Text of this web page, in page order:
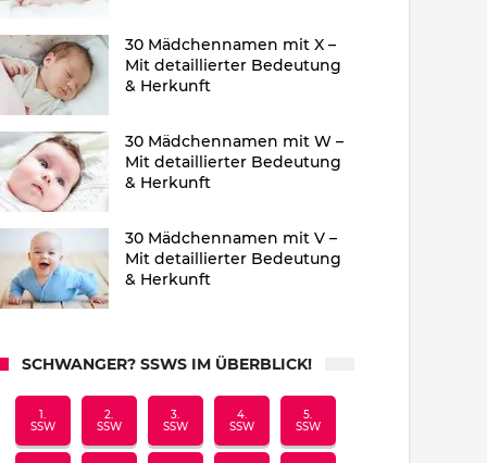
30 Mädchennamen mit X –
Mit detaillierter Bedeutung
& Herkunft
30 Mädchennamen mit W –
Mit detaillierter Bedeutung
& Herkunft
30 Mädchennamen mit V –
Mit detaillierter Bedeutung
& Herkunft
SCHWANGER? SSWS IM ÜBERBLICK!
1.
SSW
2.
SSW
3.
SSW
4.
SSW
5.
SSW